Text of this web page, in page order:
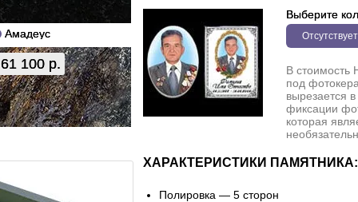
Амадеус
61 100 р.
Выберите
Отсутствует
В стоимость
под
вырезается
фиксации
которая
ХАРАКТЕРИСТИКИ ПАМЯТНИКА:
Полировка — 5 сторон